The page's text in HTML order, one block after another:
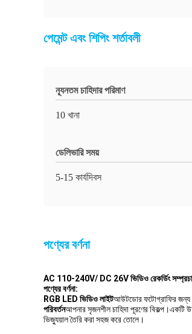
পেমেন্ট এবং শিপিং শর্তাবলী
ন্যূনতম চাহিদার পরিমাণ
10 খানা
ডেলিভারি সময়
5-15 কার্যদিবস
পণ্যের বর্ণনা
AC 110-240V/ DC 26V ভিডিও রেকর্ডিং
পণ্যের বর্ণনা:
RGB LED ভিডিও লাইটআউটডোর ফটোগ্রাফির
পরিবর্তনআপনার সৃজনশীল চাহিদা পূরণের বিকল্প।একটি
ভিজ্যুয়াল তৈরি করা সহজ করে তোলে।